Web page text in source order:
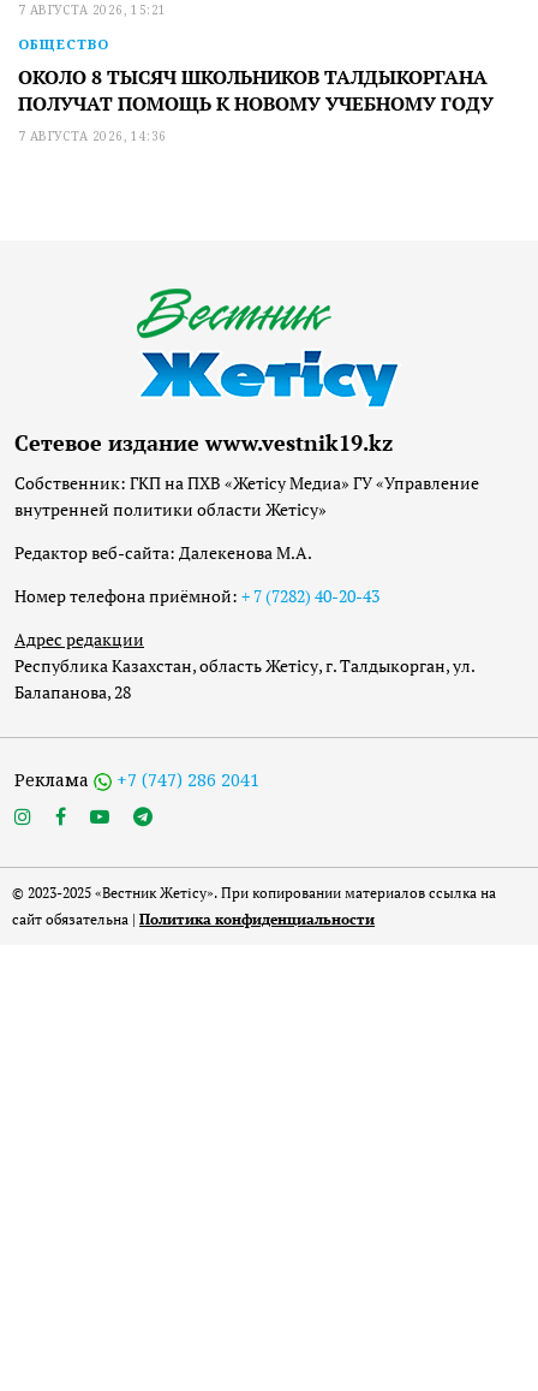
7 АВГУСТА 2026, 15:21
ОБЩЕСТВО
ОКОЛО 8 ТЫСЯЧ ШКОЛЬНИКОВ ТАЛДЫКОРГАНА
ПОЛУЧАТ ПОМОЩЬ К НОВОМУ УЧЕБНОМУ ГОДУ
7 АВГУСТА 2026, 14:36
Сетевое издание www.vestnik19.kz
Собственник: ГКП на ПХВ «Жетісу Медиа» ГУ «Управление
внутренней политики области Жетісу»
Редактор веб-сайта: Далекенова М.А.
Номер телефона приёмной: + 7 (7282) 40-20-43
Адрес редакции
Республика Казахстан, область Жетісу, г. Талдыкорган, ул.
Балапанова, 28
Реклама +7 (747) 286 2041
© 2023-2025 «Вестник Жетісу». При копировании материалов ссылка на
сайт обязательна | Политика конфиденциальности